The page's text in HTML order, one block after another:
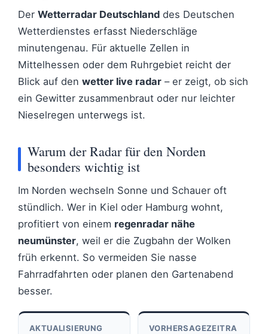
Der Wetterradar Deutschland des Deutschen
Wetterdienstes erfasst Niederschläge
minutengenau. Für aktuelle Zellen in
Mittelhessen oder dem Ruhrgebiet reicht der
Blick auf den wetter live radar – er zeigt, ob sich
ein Gewitter zusammenbraut oder nur leichter
Nieselregen unterwegs ist.
Warum der Radar für den Norden
besonders wichtig ist
Im Norden wechseln Sonne und Schauer oft
stündlich. Wer in Kiel oder Hamburg wohnt,
profitiert von einem regenradar nähe
neumünster, weil er die Zugbahn der Wolken
früh erkennt. So vermeiden Sie nasse
Fahrradfahrten oder planen den Gartenabend
besser.
AKTUALISIERUNG
VORHERSAGEZEITRA